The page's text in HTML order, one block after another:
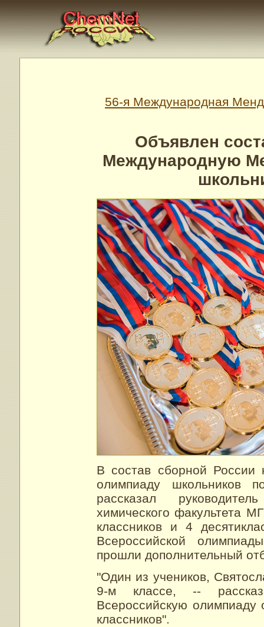
56-я Международная
Объявлен
Международную
В состав сборной
олимпиаду школьников
рассказал
химического факультета
классников и 4
Всероссийской
прошли дополнительный
"Один из учеников,
9-м классе, --
Всероссийскую олимпиаду
классников".